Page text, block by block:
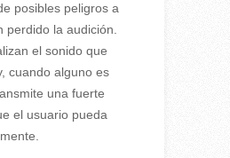
posibles peligros a
perdido la audición.
el sonido que
cuando alguno es
una fuerte
el usuario pueda